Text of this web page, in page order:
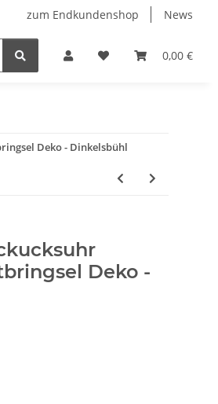
zum Endkundenshop News
0,00 €
FFP2-Masken
Deko - Dinkelsbühl
Deko -